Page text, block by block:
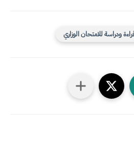
ودراسة للامتحان الوزاري